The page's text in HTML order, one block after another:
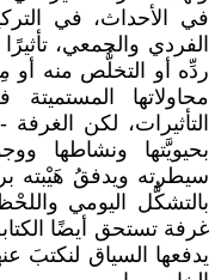
في الأحداث، في
الفردي والجمعي،
ردِّه أو التخلُّص منه
محاولاتها
التأثيرات، لكن
بحيويَّتها ونشاطها
سيطرته ويدفقُ هَيْبته
بالتشكُّل اليومي
غرفة تستحق أيضًا
يدفعها السياق لنكتبَ